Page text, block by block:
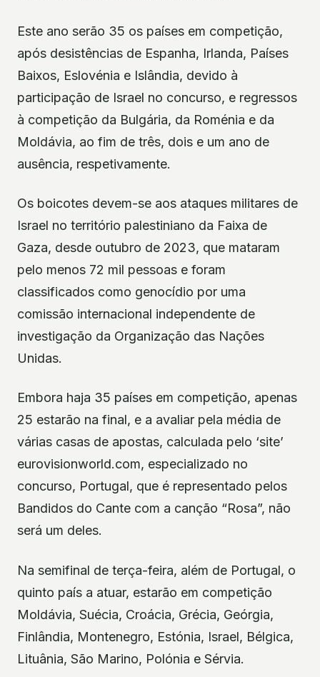
Este ano serão 35 os países em competição,
após desistências de Espanha, Irlanda, Países
Baixos, Eslovénia e Islândia, devido à
participação de Israel no concurso, e regressos
à competição da Bulgária, da Roménia e da
Moldávia, ao fim de três, dois e um ano de
ausência, respetivamente.
Os boicotes devem-se aos ataques militares de
Israel no território palestiniano da Faixa de
Gaza, desde outubro de 2023, que mataram
pelo menos 72 mil pessoas e foram
classificados como genocídio por uma
comissão internacional independente de
investigação da Organização das Nações
Unidas.
Embora haja 35 países em competição, apenas
25 estarão na final, e a avaliar pela média de
várias casas de apostas, calculada pelo ‘site’
eurovisionworld.com, especializado no
concurso, Portugal, que é representado pelos
Bandidos do Cante com a canção “Rosa”, não
será um deles.
Na semifinal de terça-feira, além de Portugal, o
quinto país a atuar, estarão em competição
Moldávia, Suécia, Croácia, Grécia, Geórgia,
Finlândia, Montenegro, Estónia, Israel, Bélgica,
Lituânia, São Marino, Polónia e Sérvia.